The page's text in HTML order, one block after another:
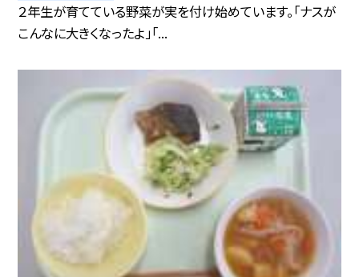
２年生が育てている野菜が実を付け始めています。「ナスが
こんなに大きくなったよ」「...